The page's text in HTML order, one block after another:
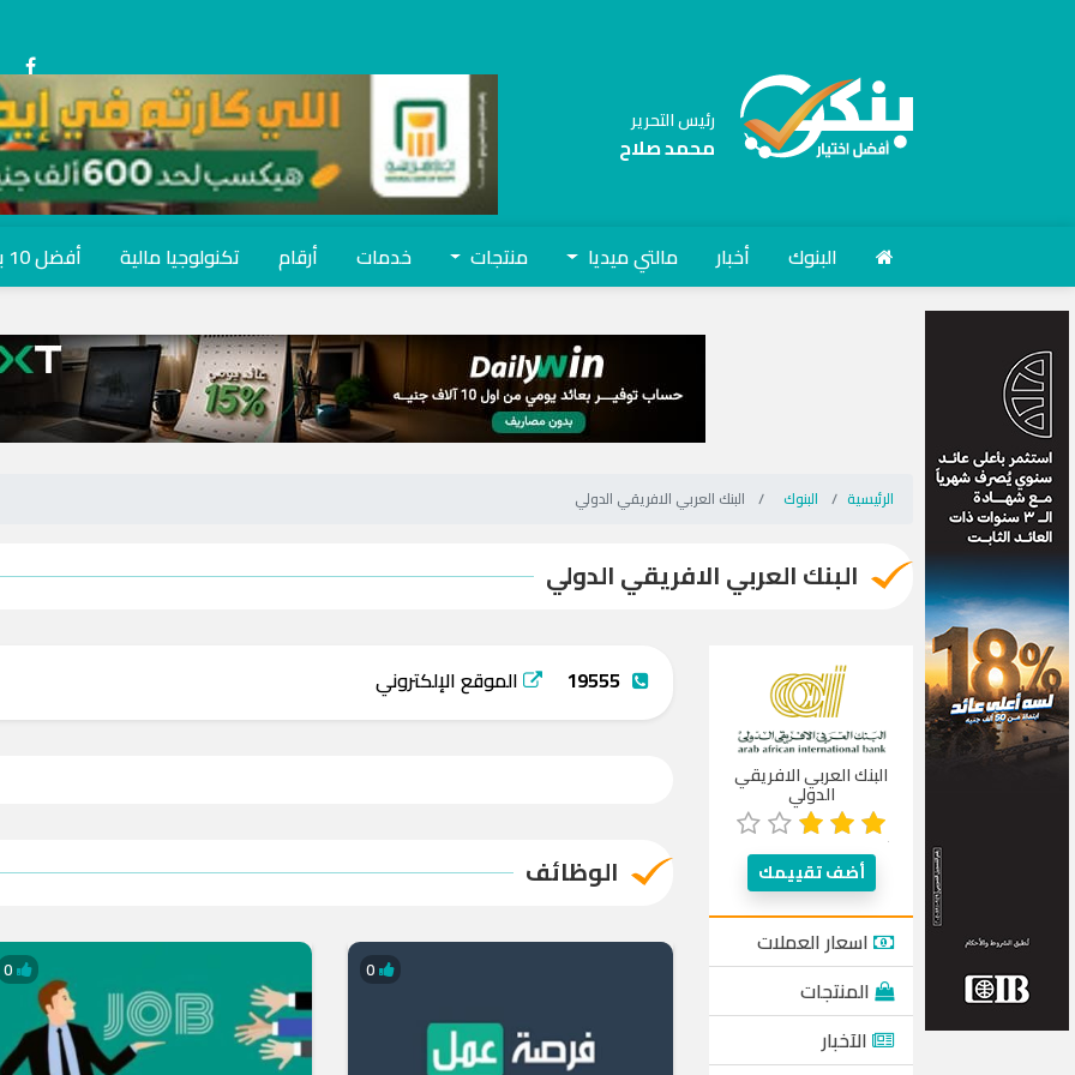
رئيس التحرير
محمد صلاح
البنوك أخبار مالتي ميديا منتجات خدمات أرقام تكنولوجيا مالية أفضل 10 بنوك
الرئيسية البنوك البنك العربي الافريقي الدولي
البنك العربي الافريقي الدولي
البنك العربي الافريقي
الدولي
أضف تقييمك
اسعار العملات
المنتجات
الآخبار
19555 الموقع الإلكتروني
الوظائف
0